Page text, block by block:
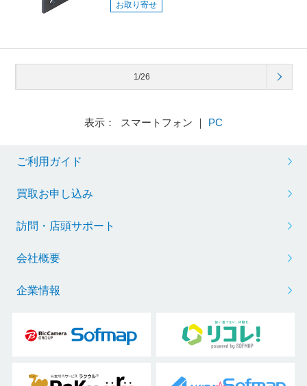
お取り寄せ
1/26
表示： スマートフォン ｜ PC
ご利用ガイド
買取お申し込み
訪問・店頭サポート
会社概要
企業情報